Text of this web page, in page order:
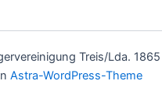
Treis/Lda. 1865
Astra-WordPress-Theme